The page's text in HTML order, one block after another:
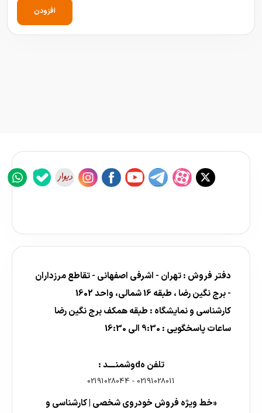
افزودن
دفتر فروش : تهران - اشرفی اصفهانی - تقاطع مرزداران
- برج نگین رضا ، طبقه 16 شمالی، واحد 1602
کارشناسی و نمایشگاه : طبقه همکف برج نگین رضا
ساعات پاسخگویی : 9:30 الی 16:30
تلفن هdوشمنــــد :
02191028011
-
02191028044
«خط ویژه فروش خودروی شخصی | کارشناسی و